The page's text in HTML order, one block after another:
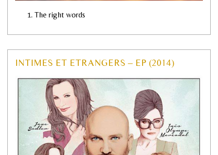
The right words
INTIMES ET ETRANGERS – EP (2014)